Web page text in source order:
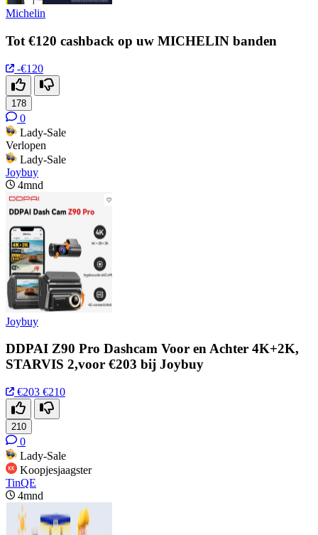
Michelin
Tot €120 cashback op uw MICHELIN banden
-€120
178
0
Lady-Sale
Verlopen
Lady-Sale
Joybuy
4mnd
Joybuy
DDPAI Z90 Pro Dashcam Voor en Achter 4K+2K,
STARVIS 2,voor €203 bij Joybuy
€203 €210
210
0
Lady-Sale
Koopjesjaagster
TinQE
4mnd